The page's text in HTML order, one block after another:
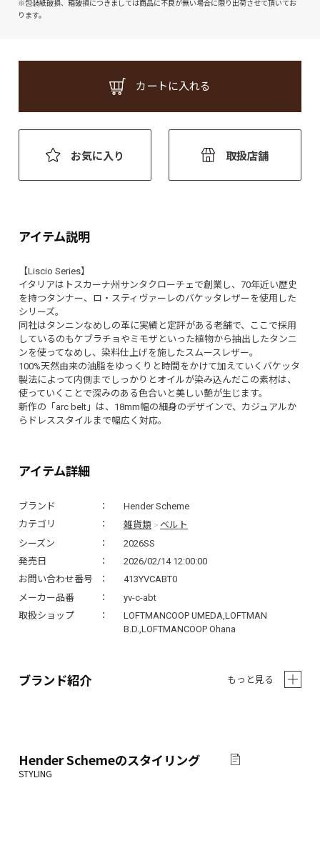
※包装紙破損、箱破損につきましては商品に不良が無い場合に限り出荷させて頂いてお
ります。
カートに入れる
お気に入り 取扱店舗
アイテム詳細
ブランド
Hender Scheme
カテゴリ
雑貨類 > ベルト
シーズン
2026SS
発売日
2026/02/14 12:00:00
お問い合わせ番号
413YVCABT0
メーカー品番
yv-c-abt
取扱ショップ
LOFTMANCOOP UMEDA,LOFTMAN
B.D.,LOFTMANCOOP Ohana
アイテム説明
【Liscio Series】
イタリアはトスカーナ州サンタクローチェで創業し、70年近い歴史
を持つタンナー、ロ・スティヴァーレのバケッタレザーを使用した
シリーズ。
同社はタンニンなめしの革に実績と定評がある老舗で、ここで採用
しているのもケブラチョやミモザといった植物から抽出したタンニ
ンを使ってなめし、染料仕上げを施したスムースレザー。
100%天然由来の油脂をゆっくりと時間をかけて加えていくバケッタ
製法によって内側までしっかりとオイルが染み込んだこの素材は、
使っていくことで深みのある色合いと美しい艶が生じます。
新作の「arc belt」は、18mm幅の細身のデザインで、カジュアルか
らドレススタイルまで幅広く対応。
ブランド紹介 もっと見る
Hender Schemeのスタイリング